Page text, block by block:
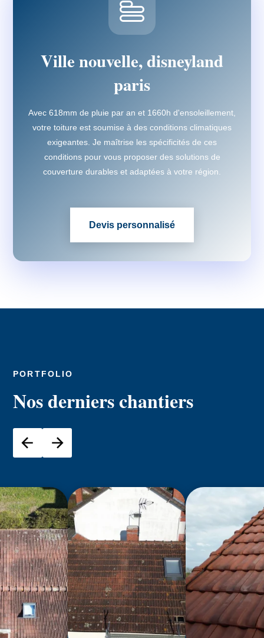
Ville nouvelle, disneyland
paris
Avec 618mm de pluie par an et 1660h d'ensoleillement,
votre toiture est soumise à des conditions climatiques
exigeantes. Je maîtrise les spécificités de ces
conditions pour vous proposer des solutions de
couverture durables et adaptées à votre région.
Devis personnalisé
PORTFOLIO
Nos derniers chantiers